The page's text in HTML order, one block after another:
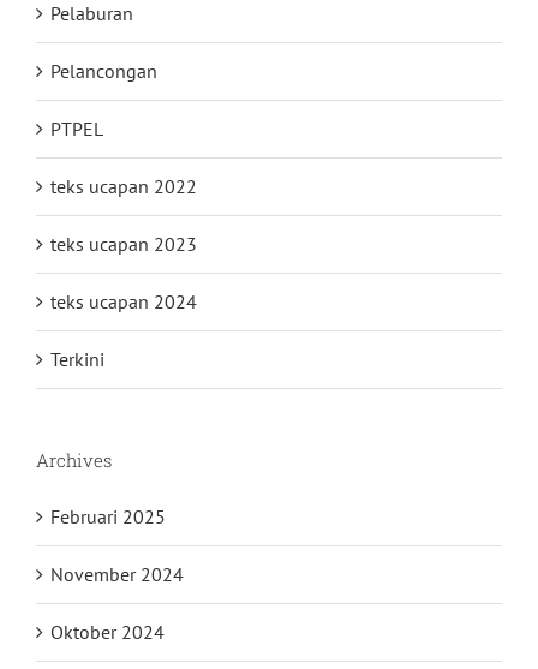
Pelaburan
Pelancongan
PTPEL
teks ucapan 2022
teks ucapan 2023
teks ucapan 2024
Terkini
Archives
Februari 2025
November 2024
Oktober 2024